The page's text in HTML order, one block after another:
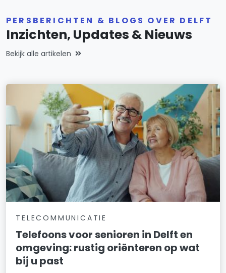
PERSBERICHTEN & BLOGS OVER DELFT
Inzichten, Updates & Nieuws
Bekijk alle artikelen
TELECOMMUNICATIE
Telefoons voor senioren in Delft en
omgeving: rustig oriënteren op wat
bij u past